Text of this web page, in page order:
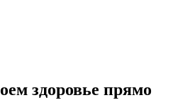
здоровье прямо